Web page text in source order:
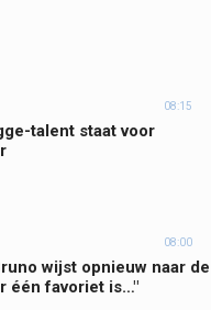
08:15
talent staat voor
08:00
wijst opnieuw naar de
één favoriet is…"